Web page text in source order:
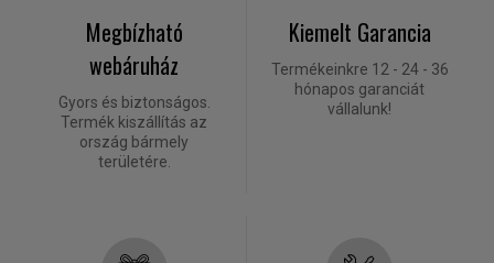
Megbízható
webáruház
Gyors és biztonságos.
Termék kiszállítás az
ország bármely
területére.
Kiemelt Garancia
Termékeinkre 12 - 24 - 36
hónapos garanciát
vállalunk!